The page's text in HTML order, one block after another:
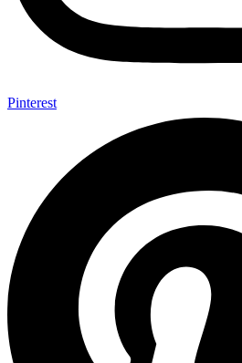
Pinterest